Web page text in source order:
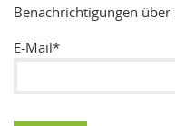
Benachrichtigungen
E-Mail*